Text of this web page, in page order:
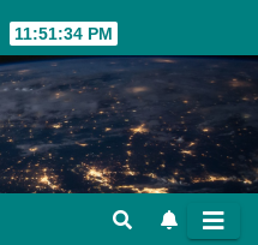
11:51:35 PM